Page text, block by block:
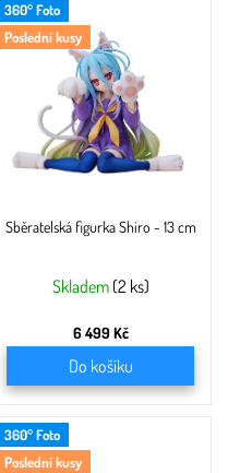
360° Foto
Poslední kusy
Sběratelská figurka Shiro - 13 cm
Skladem (2 ks)
6 499 Kč
Do košíku
360° Foto
Poslední kusy